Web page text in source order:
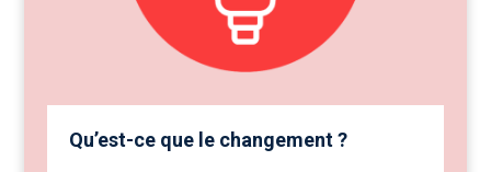
Qu’est-ce que le changement ?